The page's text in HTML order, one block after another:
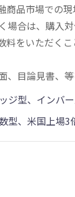
品市場での
合は、購入
をいただく
目論見書、等
ジ型、インバ
型、米国上場3